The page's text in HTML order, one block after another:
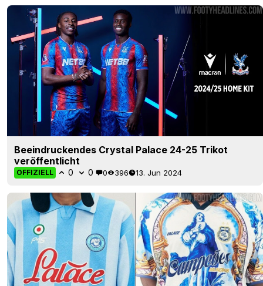
Beeindruckendes Crystal Palace 24-25 Trikot
veröffentlicht
OFFIZIELL 0 0 0 396 13. Jun 2024